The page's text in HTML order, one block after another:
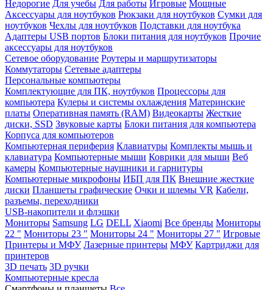
Недорогие Для учебы Для работы Игровые Мощные
Аксессуары для ноутбуков Рюкзаки для ноутбуков Сумки для
ноутбуков Чехлы для ноутбуков Подставки для ноутбука
Адаптеры USB портов Блоки питания для ноутбуков Прочие
аксессуары для ноутбуков
Сетевое оборудование Роутеры и маршрутизаторы
Коммутаторы Сетевые адаптеры
Персональные компьютеры
Комплектующие для ПК, ноутбуков Процессоры для
компьютера Кулеры и системы охлаждения Материнские
платы Оперативная память (RAM) Видеокарты Жесткие
диски, SSD Звуковые карты Блоки питания для компьютера
Корпуса для компьютеров
Компьютерная периферия Клавиатуры Комплекты мышь и
клавиатура Компьютерные мыши Коврики для мыши Веб
камеры Компьютерные наушники и гарнитуры
Компьютерные микрофоны ИБП для ПК Внешние жесткие
диски Планшеты графические Очки и шлемы VR Кабели,
разъемы, переходники
USB-накопители и флэшки
Мониторы Samsung LG DELL Xiaomi Все бренды Мониторы
22 " Мониторы 23 " Мониторы 24 " Мониторы 27 " Игровые
Принтеры и МФУ Лазерные принтеры МФУ Картриджи для
принтеров
3D печать 3D ручки
Компьютерные кресла